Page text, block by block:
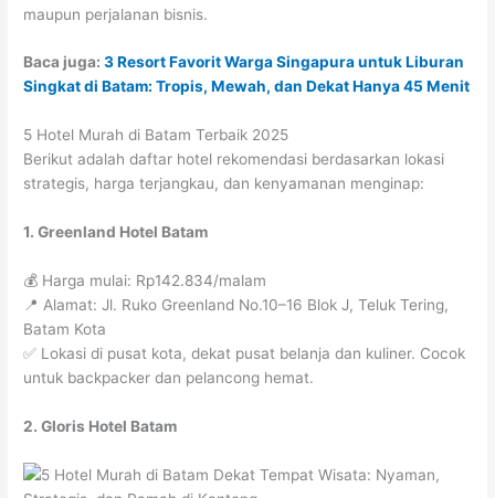
maupun perjalanan bisnis.
Baca juga:3 Resort Favorit Warga Singapura untuk Liburan
Singkat di Batam: Tropis, Mewah, dan Dekat Hanya 45 Menit
5 Hotel Murah di Batam Terbaik 2025
Berikut adalah daftar hotel rekomendasi berdasarkan lokasi
strategis, harga terjangkau, dan kenyamanan menginap:
1. Greenland Hotel Batam
💰 Harga mulai: Rp142.834/malam
📍 Alamat: Jl. Ruko Greenland No.10–16 Blok J, Teluk Tering,
Batam Kota
✅ Lokasi di pusat kota, dekat pusat belanja dan kuliner. Cocok
untuk backpacker dan pelancong hemat.
2. Gloris Hotel Batam